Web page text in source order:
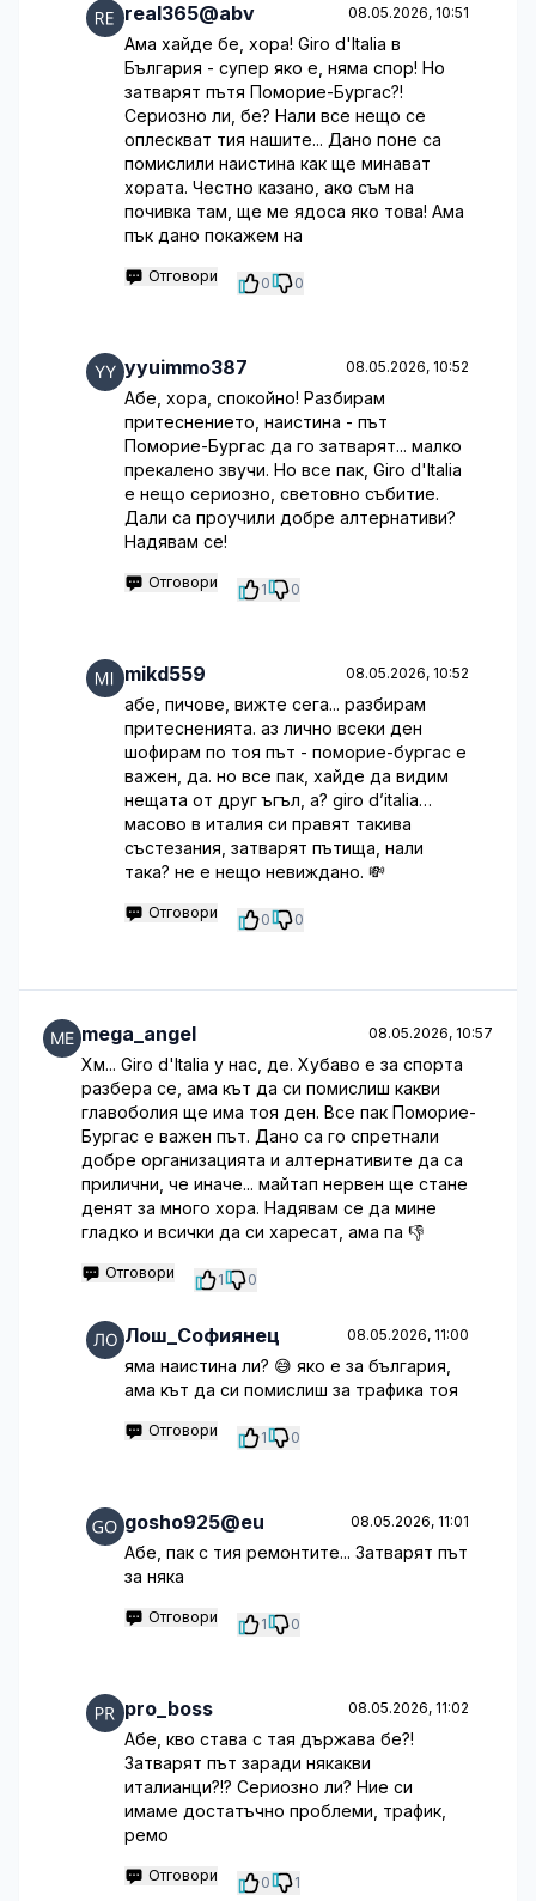
real365@abv 08.05.2026, 10:51
Ама хайде бе, хора! Giro d'Italia в
България - супер яко е, няма спор! Но
затварят пътя Поморие-Бургас?!
Сериозно ли, бе? Нали все нещо се
оплескват тия нашите... Дано поне са
помислили наистина как ще минават
хората. Честно казано, ако съм на
почивка там, ще ме ядоса яко това! Ама
пък дано покажем на
Отговори 0 0
yyuimmo387 08.05.2026, 10:52
Абе, хора, спокойно! Разбирам
притеснението, наистина - път
Поморие-Бургас да го затварят... малко
прекалено звучи. Но все пак, Giro d'Italia
е нещо сериозно, световно събитие.
Дали са проучили добре алтернативи?
Надявам се!
Отговори 1 0
mikd559 08.05.2026, 10:52
абе, пичове, вижте сега... разбирам
притесненията. аз лично всеки ден
шофирам по тоя път - поморие-бургас е
важен, да. но все пак, хайде да видим
нещата от друг ъгъл, а? giro d’italia…
масово в италия си правят такива
състезания, затварят пътища, нали
така? не е нещо невиждано. 💸
Отговори 0 0
mega_angel 08.05.2026, 10:57
Хм... Giro d'Italia у нас, де. Хубаво е за спорта
разбера се, ама кът да си помислиш какви
главоболия ще има тоя ден. Все пак Поморие-
Бургас е важен път. Дано са го спретнали
добре организацията и алтернативите да са
прилични, че иначе... майтап нервен ще стане
денят за много хора. Надявам се да мине
гладко и всички да си харесат, ама па 👎
Отговори 1 0
Лош_Софиянец 08.05.2026, 11:00
яма наистина ли? 😅 яко е за българия,
ама кът да си помислиш за трафика тоя
Отговори 1 0
gosho925@eu 08.05.2026, 11:01
Абе, пак с тия ремонтите... Затварят път
за няка
Отговори 1 0
pro_boss 08.05.2026, 11:02
Абе, кво става с тая държава бе?!
Затварят път заради някакви
италианци?!? Сериозно ли? Ние си
имаме достатъчно проблеми, трафик,
ремо
Отговори 0 1